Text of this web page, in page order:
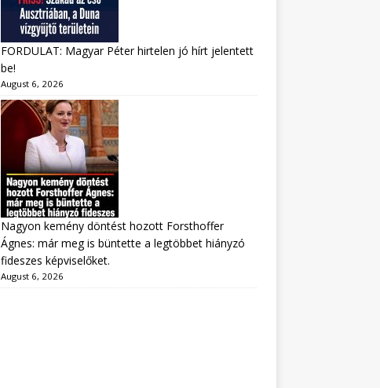
FORDULAT: Magyar Péter hirtelen jó hírt jelentett
be!
August 6, 2026
Nagyon kemény döntést hozott Forsthoffer
Ágnes: már meg is büntette a legtöbbet hiányzó
fideszes képviselőket.
August 6, 2026